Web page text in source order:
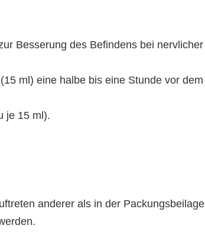
Besserung des Befindens bei
ml) eine halbe bis eine Stunde vor
je 15 ml).
anderer als in der